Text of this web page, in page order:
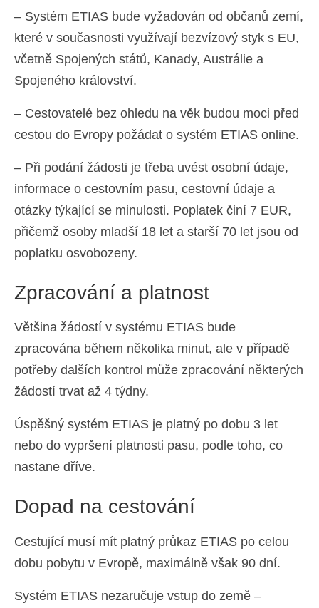
– Systém ETIAS bude vyžadován od občanů zemí,
které v současnosti využívají bezvízový styk s EU,
včetně Spojených států, Kanady, Austrálie a
Spojeného království.
– Cestovatelé bez ohledu na věk budou moci před
cestou do Evropy požádat o systém ETIAS online.
– Při podání žádosti je třeba uvést osobní údaje,
informace o cestovním pasu, cestovní údaje a
otázky týkající se minulosti. Poplatek činí 7 EUR,
přičemž osoby mladší 18 let a starší 70 let jsou od
poplatku osvobozeny.
Zpracování a platnost
Většina žádostí v systému ETIAS bude
zpracována během několika minut, ale v případě
potřeby dalších kontrol může zpracování některých
žádostí trvat až 4 týdny.
Úspěšný systém ETIAS je platný po dobu 3 let
nebo do vypršení platnosti pasu, podle toho, co
nastane dříve.
Dopad na cestování
Cestující musí mít platný průkaz ETIAS po celou
dobu pobytu v Evropě, maximálně však 90 dní.
Systém ETIAS nezaručuje vstup do země –